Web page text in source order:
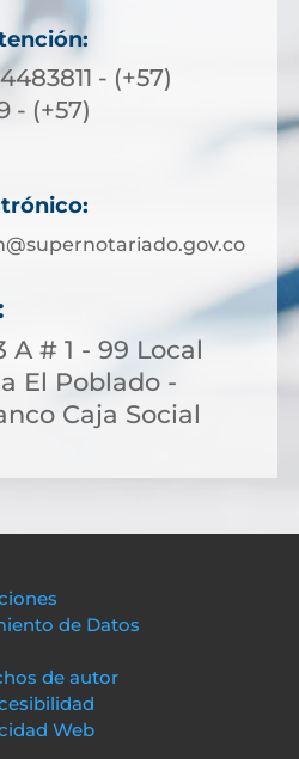
- (+57)
- (+57)
A # 1 - 99 Local
El Poblado -
Caja Social
de Datos
de autor
Web